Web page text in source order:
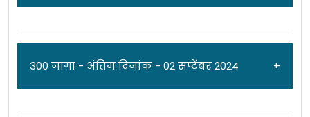
जाहिरात दिनांक: 24/09/25
300 जागा - अंतिम दिनांक - 02 सप्टेंबर 2024